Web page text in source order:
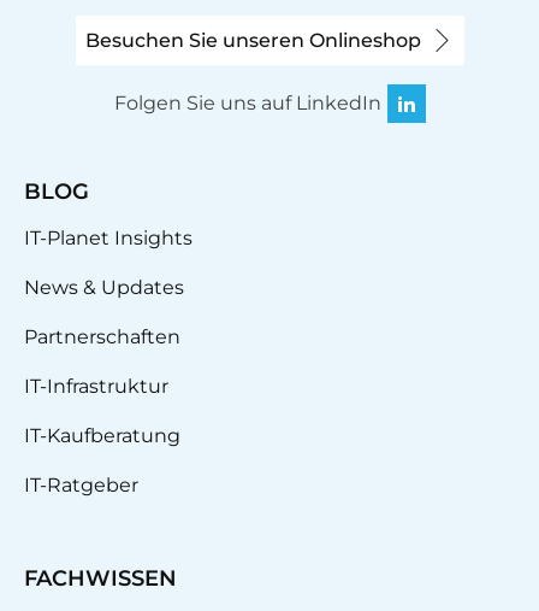
Besuchen Sie unseren Onlineshop
Folgen Sie uns auf LinkedIn
BLOG
IT-Planet Insights
News & Updates
Partnerschaften
IT-Infrastruktur
IT-Kaufberatung
IT-Ratgeber
FACHWISSEN